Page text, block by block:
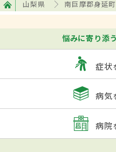
山梨県 南巨摩郡身延町
悩みに寄り添
症状
病気
病院